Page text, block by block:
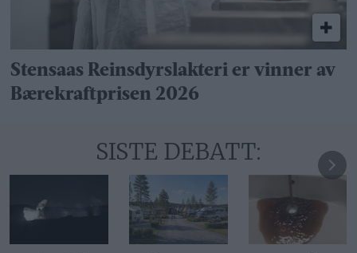
Stensaas Reinsdyrslakteri er vinner av
Bærekraftprisen 2026
SISTE DEBATT: